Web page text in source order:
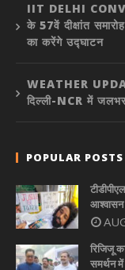
IIT DELHI
के 57वें दीक्षांत
का करेंगे उद्घाटन
WEATHER
दिल्ली-NCR में
POPULAR POSTS
आश्वासन
रिजिजू
समर्थन में